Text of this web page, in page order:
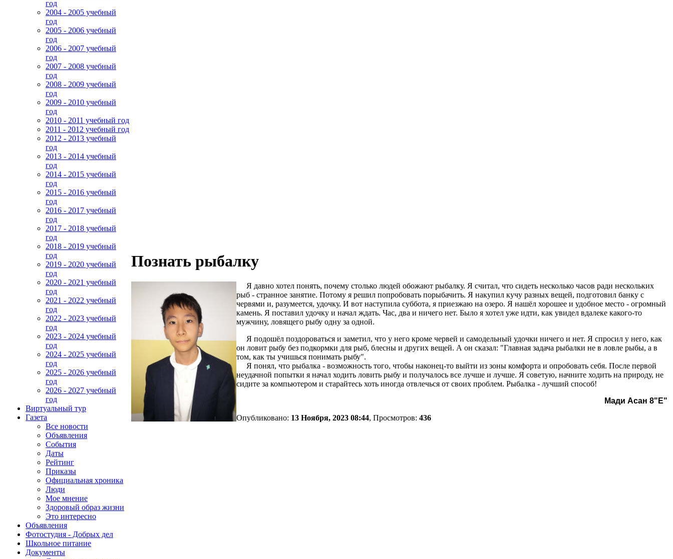
год
2004 - 2005 учебный
год
2005 - 2006 учебный
год
2006 - 2007 учебный
год
2007 - 2008 учебный
год
2008 - 2009 учебный
год
2009 - 2010 учебный
год
2010 - 2011 учебный год
2011 - 2012 учебный год
2012 - 2013 учебный
год
2013 - 2014 учебный
год
2014 - 2015 учебный
год
2015 - 2016 учебный
год
2016 - 2017 учебный
год
2017 - 2018 учебный
год
2018 - 2019 учебный
год
2019 - 2020 учебный
год
2020 - 2021 учебный
год
2021 - 2022 учебный
год
2022 - 2023 учебный
год
2023 - 2024 учебный
год
2024 - 2025 учебный
год
2025 - 2026 учебный
год
2026 - 2027 учебный
год
Виртуальный тур
Газета
Все новости
Объявления
События
Даты
Рейтинг
Приказы
Официальная хроника
Люди
Мое мнение
Здоровый образ жизни
Это интересно
Объявления
Фотостудия - Добрых дел
Школьное питание
Документы
Познать рыбалку
Я давно хотел понять, почему столько людей обожают рыбалку. Я считал, что сидеть несколько часов ради нескольких
рыб - странное занятие. Потому я решил попробовать порыбачить. Я накупил кучу разных вещей, подготовил банку с
червями и, разумеется, удочку. И вот наступила суббота, я приезжаю на озеро. Я нашёл хорошее и удобное место - огромный
камень. Я поставил удочку и начал ждать. Час, два и ничего нет. Было я хотел уже идти, как увидел вдалеке какого-то
мужчину, ловящего рыбу одну за одной.
Я подошёл поздороваться и заметил, что у него кроме червей и самодельный удочки ничего и нет. Я спросил у него, как
он ловит рыбу без подкормки для рыб, блесны и других вещей. А он сказал: "Главная задача рыбалки не в ловле рыбы, а в
том, как ты учишься понимать рыбу".
Я понял, что рыбалка - возможность того, чтобы наконец-то выйти из зоны комфорта и опробовать себя. После первой
неудачной попытки я начал ходить ловить рыбу и получалось все лучше и лучше. Я советую, начните ходить на природу, не
сидите за компьютером и старайтесь хоть иногда отвлечься от своих проблем. Рыбалка - лучший способ!
Мади Асан 8"Е"
Опубликовано: 13 Ноября, 2023 08:44, Просмотров: 436